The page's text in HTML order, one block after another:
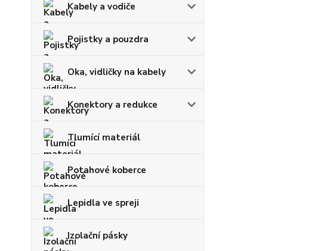
Kabely a vodiče
Pojistky a pouzdra
Oka, vidličky na kabely
Konektory a redukce
Tlumící materiál
Potahové koberce
Lepidla ve spreji
Izolační pásky